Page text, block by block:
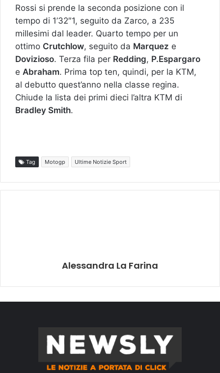
Rossi si prende la seconda posizione con il
tempo di 1’32″1, seguito da Zarco, a 235
millesimi dal leader. Quarto tempo per un
ottimo Crutchlow, seguito da Marquez e
Dovizioso. Terza fila per Redding, P.Espargaro
e Abraham. Prima top ten, quindi, per la KTM,
al debutto quest’anno nella classe regina.
Chiude la lista dei primi dieci l’altra KTM di
Bradley Smith.
Tag Motogp Ultime Notizie Sport
Alessandra La Farina